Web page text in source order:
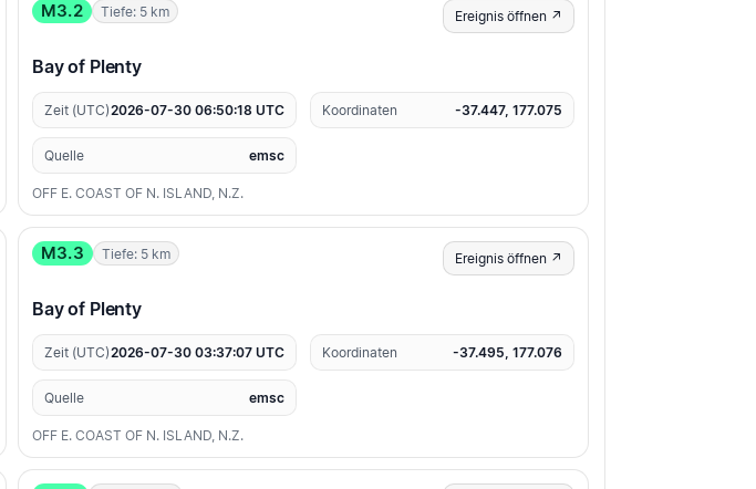
M3.2 Tiefe: 5 km Ereignis öffnen ↗
Bay of Plenty
Zeit (UTC)2026-07-30 06:50:18 UTC Koordinaten -37.447, 177.075
Quelle emsc
OFF E. COAST OF N. ISLAND, N.Z.
M3.3 Tiefe: 5 km Ereignis öffnen ↗
Bay of Plenty
Zeit (UTC)2026-07-30 03:37:07 UTC Koordinaten -37.495, 177.076
Quelle emsc
OFF E. COAST OF N. ISLAND, N.Z.